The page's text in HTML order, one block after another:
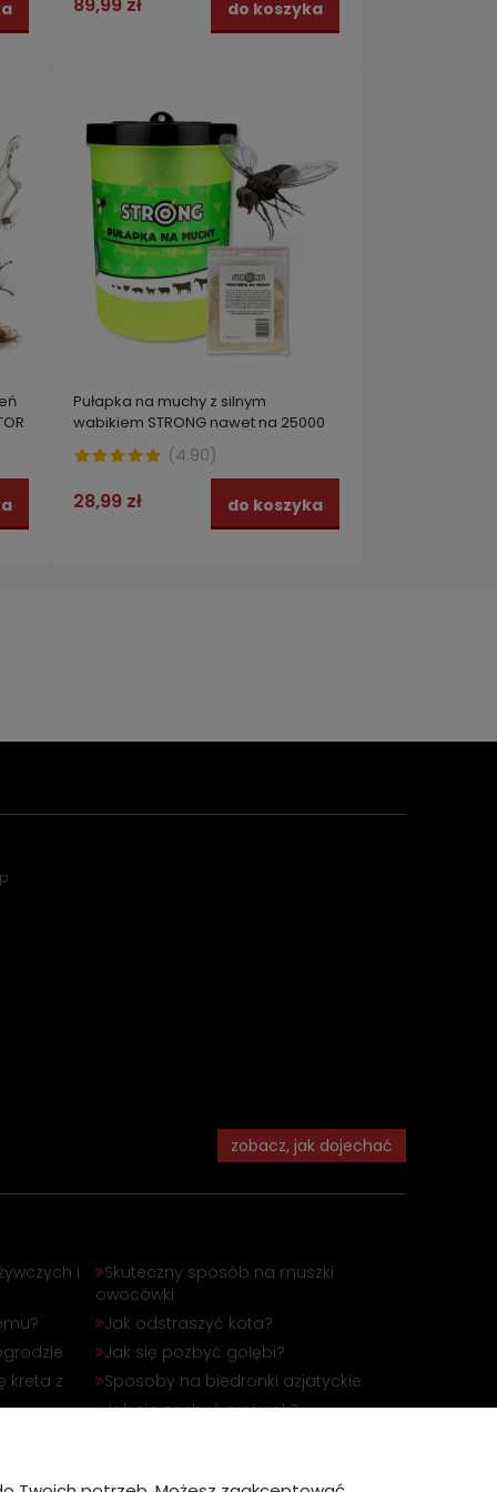
89,99 zł do koszyka
Pułapka na muchy z silnym
wabikiem STRONG nawet na 25000
much!
(4.90)
28,99 zł do koszyka
zobacz, jak dojechać
i
kreta z
Skuteczny sposób na muszki
owocówki
Jak odstraszyć kota?
Jak się pozbyć gołębi?
Sposoby na biedronki azjatyckie
Jak się pozbyć mrówek?